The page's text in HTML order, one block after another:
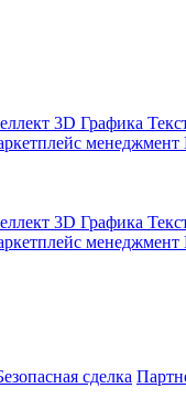
3D Графика
менеджмент
3D Графика
менеджмент
сделка